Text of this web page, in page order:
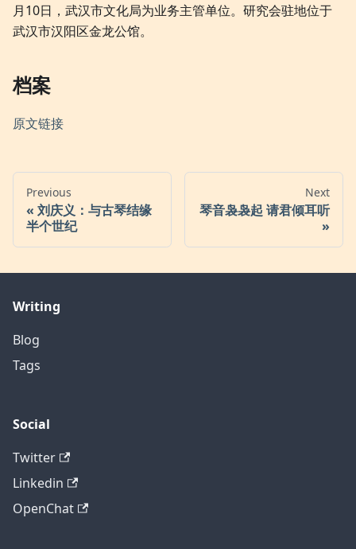
月10日，武汉市文化局为业务主管单位。研究会驻地位于
武汉市汉阳区金龙公馆。
档案
原文链接
Previous
刘庆义：与古琴结缘
半个世纪
Next
琴音袅袅起 请君倾耳听
Writing
Blog
Tags
Social
Twitter
Linkedin
OpenChat